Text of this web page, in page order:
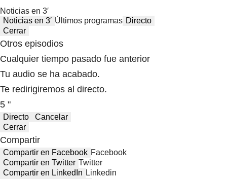
Noticias en 3′
Noticias en 3′ Últimos programas Directo
Cerrar
Otros episodios
Cualquier tiempo pasado fue anterior
Tu audio se ha acabado.
Te redirigiremos al directo.
5 "
Directo
Cancelar
Cerrar
Compartir
Compartir en Facebook Facebook
Compartir en Twitter Twitter
Compartir en LinkedIn Linkedin